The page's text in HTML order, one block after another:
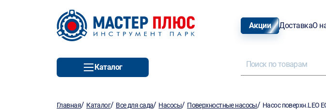
Акции ДоставкаО
Каталог
Главная/ Каталог/ Все для сада/ Насосы/ Поверхностные насосы/ Насос поверхн.LEO